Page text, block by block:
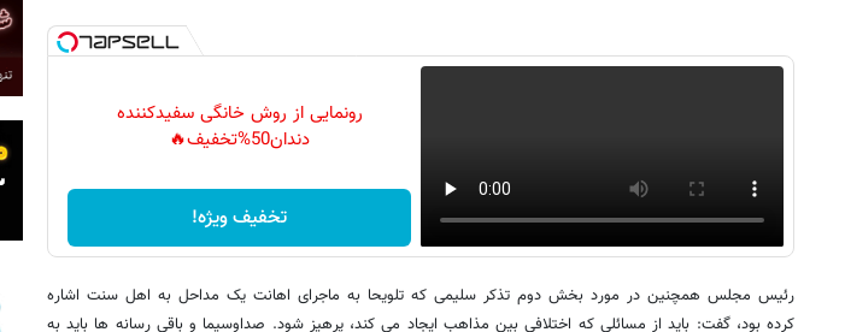
رونمایی از روش خانگی سفیدکننده
دندان50%تخفیف🔥
تخفیف ویژه!
رئیس مجلس همچنین در مورد بخش دوم تذکر سلیمی که تلویحا به ماجرای اهانت یک مداحل به اهل سنت اشاره
کرده بود، گفت: باید از مسائلی که اختلافی بین مذاهب ایجاد می کند، پرهیز شود. صداوسیما و باقی رسانه ها باید به